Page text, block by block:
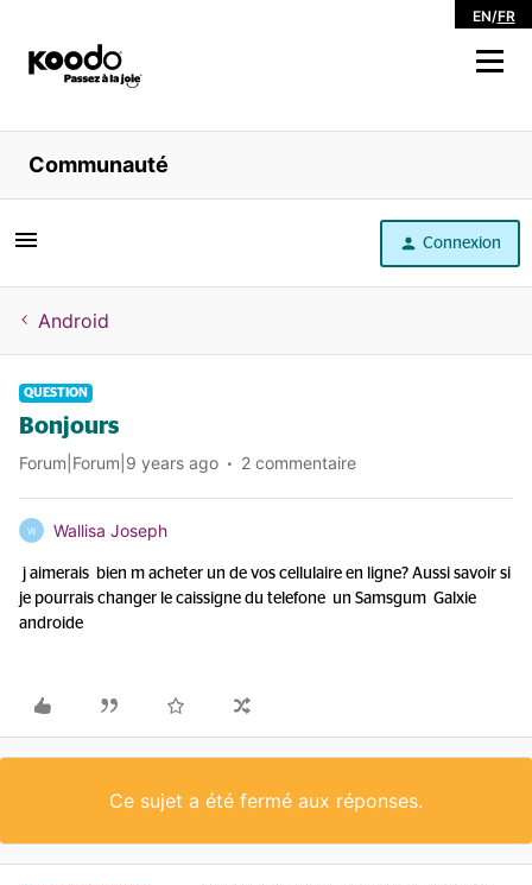
EN/FR
Magasiner
Libre service
Aide
Communauté
Connexion
Android
QUESTION
Bonjours
Forum|Forum|9 years ago 2 commentaire
W Wallisa Joseph
j aimerais bien m acheter un de vos cellulaire en ligne? Aussi savoir si
je pourrais changer le caissigne du telefone un Samsgum Galxie
androide
Ce sujet a été fermé aux réponses.